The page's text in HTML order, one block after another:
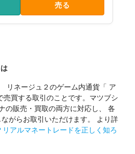
売る
リネージュ２のゲーム内通貨「 ア
売買する取引のことです。マツブシ
の販売・買取の両方に対応し、 各
がらお取引いただけます。 より詳
リアルマネートレードを正しく知ろ